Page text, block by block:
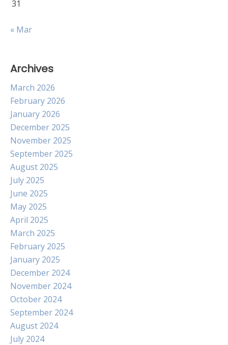
31
« Mar
Archives
March 2026
February 2026
January 2026
December 2025
November 2025
September 2025
August 2025
July 2025
June 2025
May 2025
April 2025
March 2025
February 2025
January 2025
December 2024
November 2024
October 2024
September 2024
August 2024
July 2024